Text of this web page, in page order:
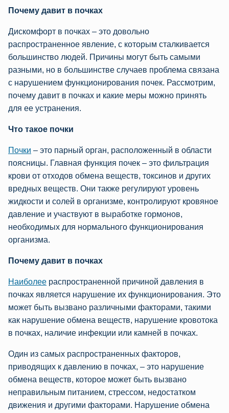
Почему давит в почках
Дискомфорт в почках – это довольно
распространенное явление, с которым сталкивается
большинство людей. Причины могут быть самыми
разными, но в большинстве случаев проблема связана
с нарушением функционирования почек. Рассмотрим,
почему давит в почках и какие меры можно принять
для ее устранения.
Что такое почки
Почки – это парный орган, расположенный в области
поясницы. Главная функция почек – это фильтрация
крови от отходов обмена веществ, токсинов и других
вредных веществ. Они также регулируют уровень
жидкости и солей в организме, контролируют кровяное
давление и участвуют в выработке гормонов,
необходимых для нормального функционирования
организма.
Почему давит в почках
Наиболее распространенной причиной давления в
почках является нарушение их функционирования. Это
может быть вызвано различными факторами, такими
как нарушение обмена веществ, нарушение кровотока
в почках, наличие инфекции или камней в почках.
Один из самых распространенных факторов,
приводящих к давлению в почках, – это нарушение
обмена веществ, которое может быть вызвано
неправильным питанием, стрессом, недостатком
движения и другими факторами. Нарушение обмена